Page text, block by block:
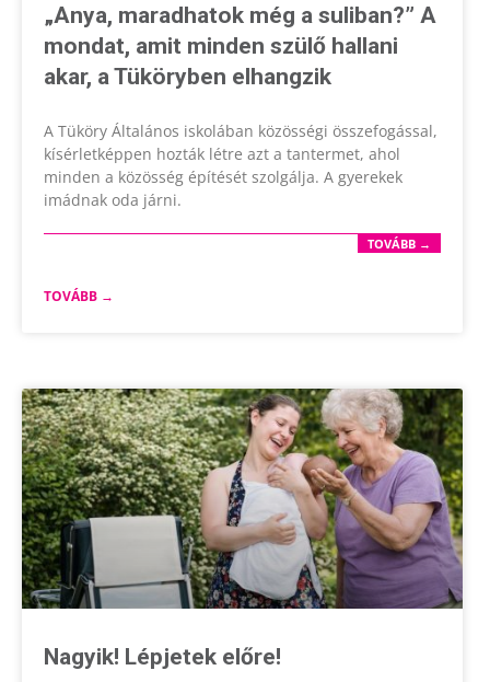
„Anya, maradhatok még a suliban?” A
mondat, amit minden szülő hallani
akar, a Tüköryben elhangzik
A Tüköry Általános iskolában közösségi összefogással,
kísérletképpen hozták létre azt a tantermet, ahol
minden a közösség építését szolgálja. A gyerekek
imádnak oda járni.
TOVÁBB →
TOVÁBB →
Nagyik! Lépjetek előre!